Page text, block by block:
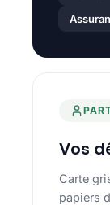
Vos
Carte
papiers